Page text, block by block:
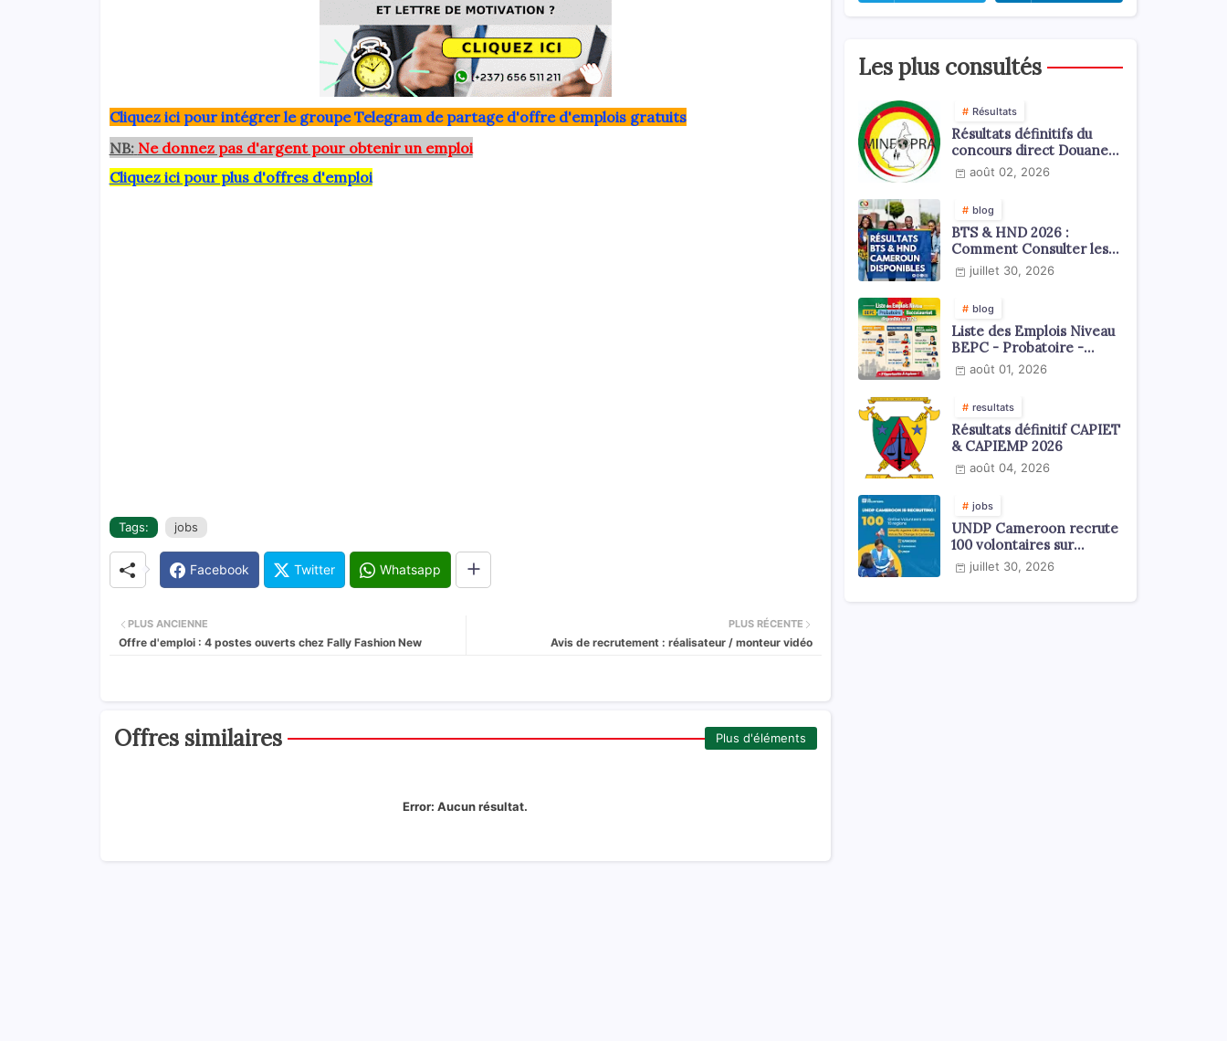
Cliquez ici pour intégrer le groupe Telegram de partage d'offre d'emplois gratuits
NB: Ne donnez pas d'argent pour obtenir un emploi
Cliquez ici pour plus d'offres d'emploi
Tags: jobs
Facebook Twitter Whatsapp
PLUS RÉCENTE
Avis de recrutement : réalisateur / monteur vidéo
PLUS ANCIENNE
Offre d'emploi : 4 postes ouverts chez Fally Fashion New
Offres similaires Plus d'éléments
Error: Aucun résultat.
Les plus consultés
Résultats
Résultats définitifs du
concours direct Douanes
2026août 02, 2026
blog
BTS & HND 2026 :
Comment Consulter les
Résultats ?
juillet 30, 2026
blog
Liste des Emplois Niveau
BEPC - Probatoire -
Baccalauréat dispoblible
en 2026
août 01, 2026
resultats
Résultats définitif CAPIET
& CAPIEMP 2026
août 04, 2026
jobs
UNDP Cameroon recrute
100 volontaires sur
l'échelle du territoire
national
juillet 30, 2026